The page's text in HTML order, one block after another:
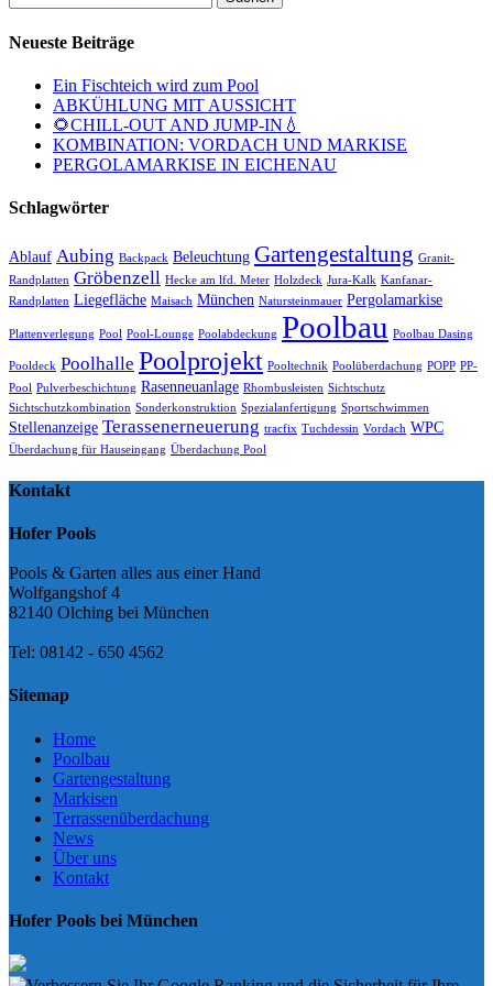
nach:
Neueste Beiträge
Ein Fischteich wird zum Pool
ABKÜHLUNG MIT AUSSICHT
🌻CHILL-OUT AND JUMP-IN💧
KOMBINATION: VORDACH UND MARKISE
PERGOLAMARKISE IN EICHENAU
Schlagwörter
Ablauf Aubing Backpack Beleuchtung Gartengestaltung Granit-
Randplatten Gröbenzell Hecke am lfd. Meter Holzdeck Jura-Kalk Kanfanar-
Randplatten Liegefläche Maisach München Natursteinmauer Pergolamarkise
Plattenverlegung Pool Pool-Lounge Poolabdeckung Poolbau Poolbau Dasing
Pooldeck Poolhalle Poolprojekt Pooltechnik Poolüberdachung POPP PP-
Pool Pulverbeschichtung Rasenneuanlage Rhombusleisten Sichtschutz
Sichtschutzkombination Sonderkonstruktion Spezialanfertigung Sportschwimmen
Stellenanzeige Terassenerneuerung tracfix Tuchdessin Vordach WPC
Überdachung für Hauseingang Überdachung Pool
Kontakt
Hofer Pools
Pools & Garten alles aus einer Hand
Wolfgangshof 4
82140 Olching bei München
Tel: 08142 - 650 4562
Sitemap
Home
Poolbau
Gartengestaltung
Markisen
Terrassenüberdachung
News
Über uns
Kontakt
Hofer Pools bei München